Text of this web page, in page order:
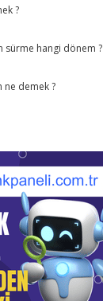
?
sürme hangi dönem ?
ne demek ?